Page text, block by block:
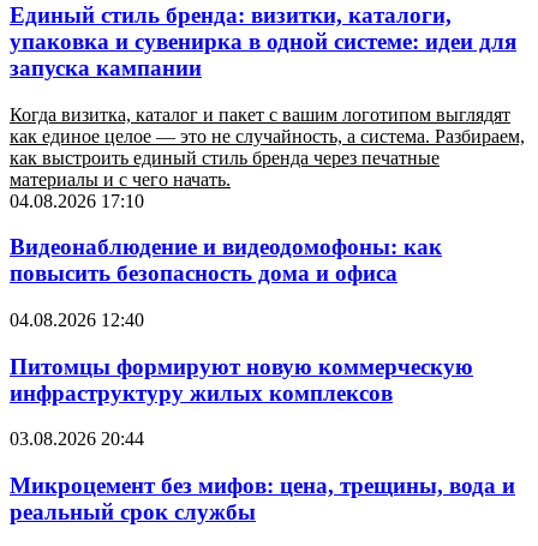
Единый стиль бренда: визитки, каталоги,
упаковка и сувенирка в одной системе: идеи для
запуска кампании
Когда визитка, каталог и пакет с вашим логотипом выглядят
как единое целое — это не случайность, а система. Разбираем,
как выстроить единый стиль бренда через печатные
материалы и с чего начать.
04.08.2026 17:10
Видеонаблюдение и видеодомофоны: как
повысить безопасность дома и офиса
04.08.2026 12:40
Питомцы формируют новую коммерческую
инфраструктуру жилых комплексов
03.08.2026 20:44
Микроцемент без мифов: цена, трещины, вода и
реальный срок службы